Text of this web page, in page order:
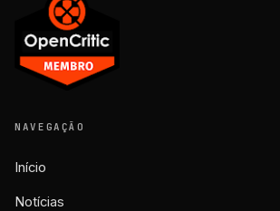
NAVEGAÇÃO
Início
Notícias